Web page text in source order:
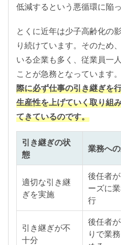
低減するという悪循環に陥
とくに近年は少子高齢化の
り続けています。そのため
いる企業も多く、従業員一
ことが急務となっています。
際に必ず仕事の引き継ぎを
生産性を上げていく取り組
てきているのです。
引き継ぎの状
態
業務へ
適切な引き継
ぎを実施
後任者
ーズに
行
引き継ぎが不
十分
後任者
りで業